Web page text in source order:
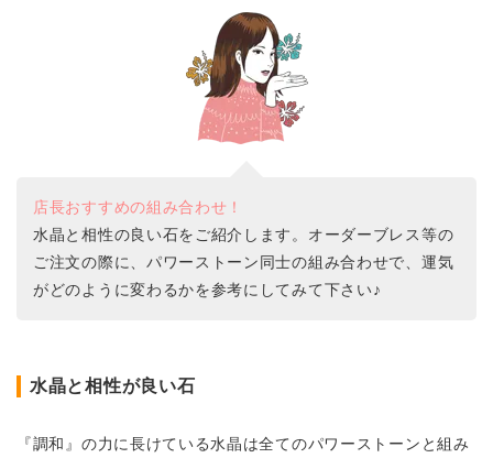
店長おすすめの組み合わせ！
水晶と相性の良い石をご紹介します。オーダーブレス等の
ご注文の際に、パワーストーン同士の組み合わせで、運気
がどのように変わるかを参考にしてみて下さい♪
水晶と相性が良い石
『調和』の力に長けている水晶は全てのパワーストーンと組み